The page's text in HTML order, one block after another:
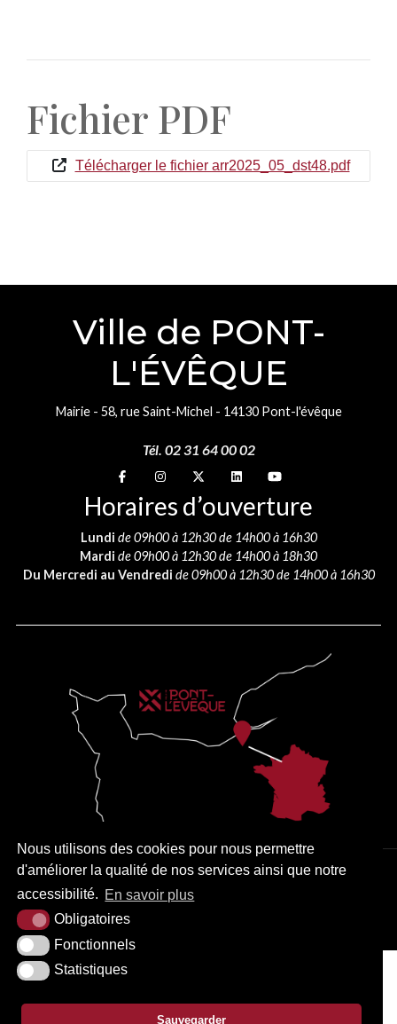
Nous utilisons des cookies pour nous permettre
d'améliorer la qualité de nos services ainsi que notre
accessibilité. En savoir plus
Obligatoires
Fonctionnels
Statistiques
Sauvegarder
Fichier PDF
Télécharger le fichier arr2025_05_dst48.pdf
Ville de PONT-
L'ÉVÊQUE
Mairie - 58, rue Saint-Michel - 14130 Pont-l'évêque
Tél. 02 31 64 00 02
Suivez-nous sur
Suivez-nous sur
Suivez-nous sur
Suivez-nous sur
Suivez-nous sur
Horaires d’ouverture
Lundi de 09h00 à 12h30 de 14h00 à 16h30
Mardi de 09h00 à 12h30 de 14h00 à 18h30
Du Mercredi au Vendredi de 09h00 à 12h30 de 14h00 à 16h30
PLAN DU SITE MENTIONS LÉGALES ACCESSIBILITÉ